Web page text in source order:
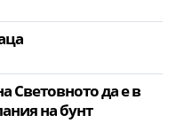
Световното да е в
на бунт